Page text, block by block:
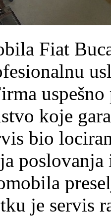
Fiat
koje
bio
poslovanja
je servis